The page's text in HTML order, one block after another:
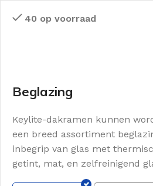
40 op voorraad
Beglazing
Keylite-dakramen kunnen
een breed assortiment
inbegrip van glas met
getint, mat, en zelfreinigend